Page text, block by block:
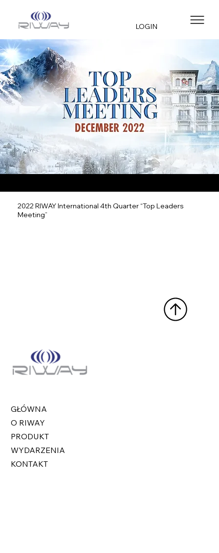
LOGIN
2022 RIWAY International 4th Quarter “Top Leaders
Meeting”
GŁÓWNA
O RIWAY
PRODUKT
WYDARZENIA
KONTAKT